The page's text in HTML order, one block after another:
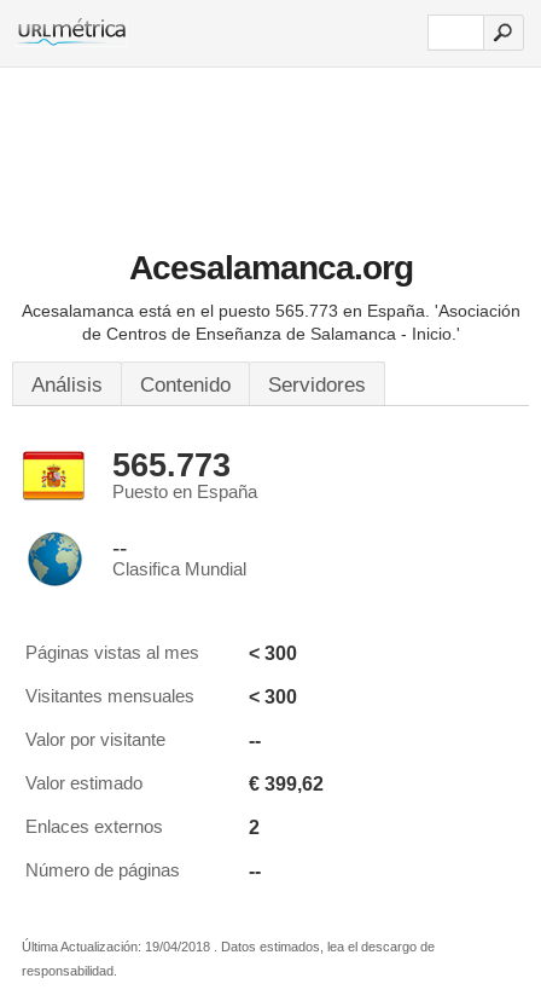
Acesalamanca.org
Acesalamanca está en el puesto 565.773 en España. 'Asociación
de Centros de Enseñanza de Salamanca - Inicio.'
Análisis Contenido Servidores
565.773
Puesto en España
--
Clasifica Mundial
Páginas vistas al mes < 300
Visitantes mensuales < 300
Valor por visitante --
Valor estimado € 399,62
Enlaces externos 2
Número de páginas --
Última Actualización: 19/04/2018 . Datos estimados, lea el descargo de
responsabilidad.